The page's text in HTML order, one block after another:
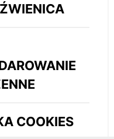
COOKIES